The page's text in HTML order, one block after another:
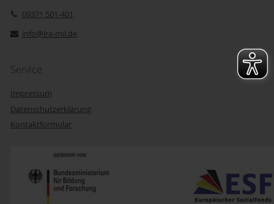
09371 501-401
info@lra-mil.de
Service
Impressum
Datenschutzerklärung
Kontaktformular